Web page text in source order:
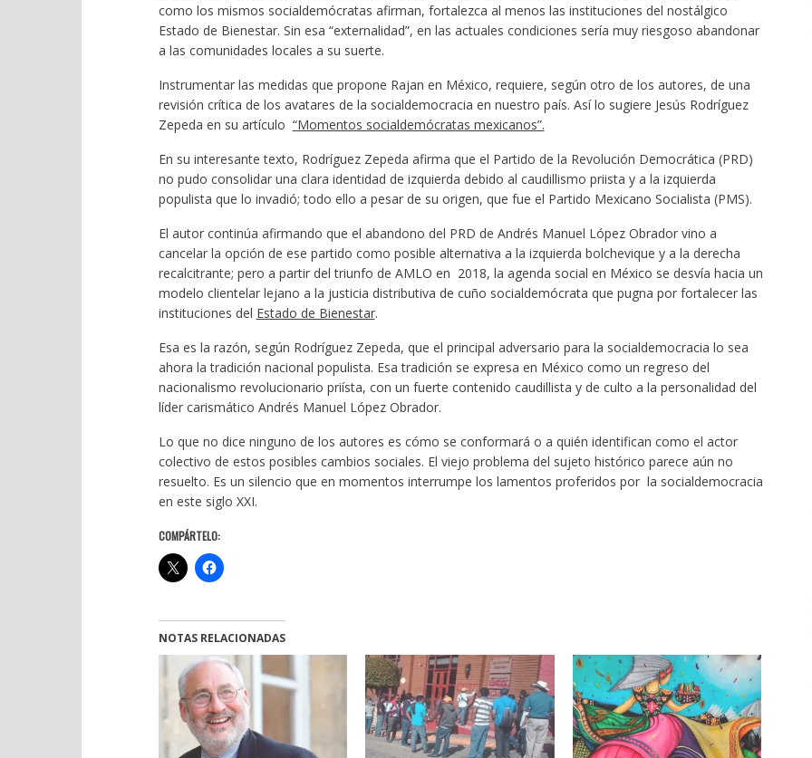
como los mismos socialdemócratas afirman, fortalezca al menos las instituciones del nostálgico
Estado de Bienestar. Sin esa “externalidad”, en las actuales condiciones sería muy riesgoso abandonar
a las comunidades locales a su suerte.
Instrumentar las medidas que propone Rajan en México, requiere, según otro de los autores, de una
revisión crítica de los avatares de la socialdemocracia en nuestro país. Así lo sugiere Jesús Rodríguez
Zepeda en su artículo “Momentos socialdemócratas mexicanos”.
En su interesante texto, Rodríguez Zepeda afirma que el Partido de la Revolución Democrática (PRD)
no pudo consolidar una clara identidad de izquierda debido al caudillismo priista y a la izquierda
populista que lo invadió; todo ello a pesar de su origen, que fue el Partido Mexicano Socialista (PMS).
El autor continúa afirmando que el abandono del PRD de Andrés Manuel López Obrador vino a
cancelar la opción de ese partido como posible alternativa a la izquierda bolchevique y a la derecha
recalcitrante; pero a partir del triunfo de AMLO en 2018, la agenda social en México se desvía hacia un
modelo clientelar lejano a la justicia distributiva de cuño socialdemócrata que pugna por fortalecer las
instituciones del Estado de Bienestar.
Esa es la razón, según Rodríguez Zepeda, que el principal adversario para la socialdemocracia lo sea
ahora la tradición nacional populista. Esa tradición se expresa en México como un regreso del
nacionalismo revolucionario priísta, con un fuerte contenido caudillista y de culto a la personalidad del
líder carismático Andrés Manuel López Obrador.
Lo que no dice ninguno de los autores es cómo se conformará o a quién identifican como el actor
colectivo de estos posibles cambios sociales. El viejo problema del sujeto histórico parece aún no
resuelto. Es un silencio que en momentos interrumpe los lamentos proferidos por la socialdemocracia
en este siglo XXI.
COMPÁRTELO:
NOTAS RELACIONADAS